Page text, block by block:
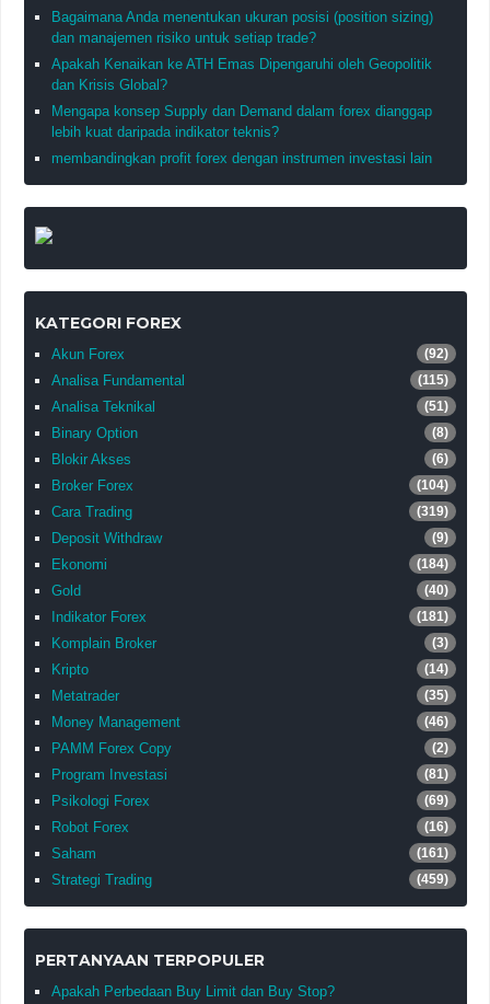
Bagaimana Anda menentukan ukuran posisi (position sizing)
dan manajemen risiko untuk setiap trade?
Apakah Kenaikan ke ATH Emas Dipengaruhi oleh Geopolitik
dan Krisis Global?
Mengapa konsep Supply dan Demand dalam forex dianggap
lebih kuat daripada indikator teknis?
membandingkan profit forex dengan instrumen investasi lain
KATEGORI FOREX
Akun Forex (92)
Analisa Fundamental (115)
Analisa Teknikal (51)
Binary Option (8)
Blokir Akses (6)
Broker Forex (104)
Cara Trading (319)
Deposit Withdraw (9)
Ekonomi (184)
Gold (40)
Indikator Forex (181)
Komplain Broker (3)
Kripto (14)
Metatrader (35)
Money Management (46)
PAMM Forex Copy (2)
Program Investasi (81)
Psikologi Forex (69)
Robot Forex (16)
Saham (161)
Strategi Trading (459)
PERTANYAAN TERPOPULER
Apakah Perbedaan Buy Limit dan Buy Stop?